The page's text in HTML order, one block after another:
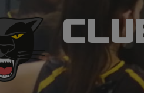
CLUB